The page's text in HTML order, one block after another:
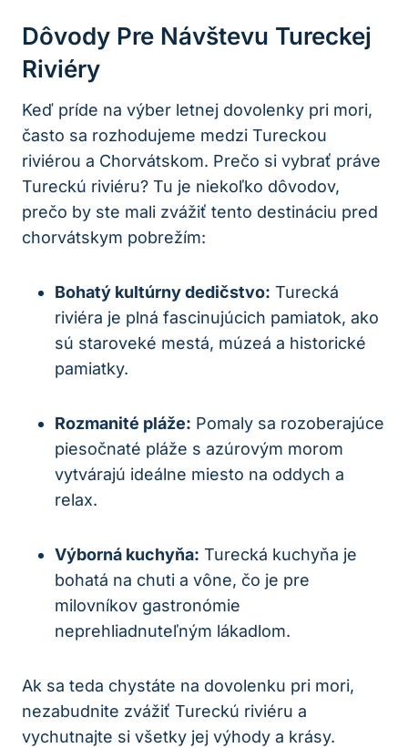
Dôvody Pre Návštevu Tureckej
Riviéry
Keď príde na výber letnej dovolenky pri mori,
často sa rozhodujeme medzi Tureckou
riviérou a Chorvátskom. Prečo si vybrať práve
Tureckú riviéru? Tu je niekoľko dôvodov,
prečo by ste mali zvážiť tento destináciu pred
chorvátskym pobrežím:
Bohatý kultúrny dedičstvo: Turecká
riviéra je plná fascinujúcich pamiatok, ako
sú staroveké mestá, múzeá a historické
pamiatky.
Rozmanité pláže: Pomaly sa rozoberajúce
piesočnaté pláže s azúrovým morom
vytvárajú ideálne miesto na oddych a
relax.
Výborná kuchyňa: Turecká kuchyňa je
bohatá na chuti a vône, čo je pre
milovníkov gastronómie
neprehliadnuteľným lákadlom.
Ak sa teda chystáte na dovolenku pri mori,
nezabudnite zvážiť Tureckú riviéru a
vychutnajte si všetky jej výhody a krásy.